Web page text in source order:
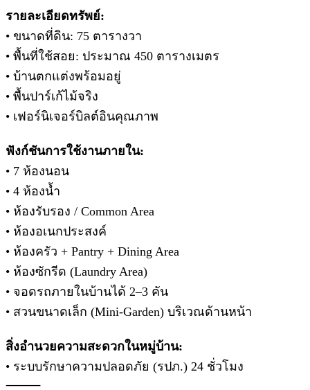
รายละเอียดทรัพย์:
• ขนาดที่ดิน: 75 ตารางวา
• พื้นที่ใช้สอย: ประมาณ 450 ตารางเมตร
• บ้านตกแต่งพร้อมอยู่
• พื้นปาร์เก้ไม้จริง
• เฟอร์นิเจอร์บิลต์อินคุณภาพ
ฟังก์ชันการใช้งานภายใน:
• 7 ห้องนอน
• 4 ห้องน้ำ
• ห้องรับรอง / Common Area
• ห้องอเนกประสงค์
• ห้องครัว + Pantry + Dining Area
• ห้องซักรีด (Laundry Area)
• จอดรถภายในบ้านได้ 2–3 คัน
• สวนขนาดเล็ก (Mini-Garden) บริเวณด้านหน้า
สิ่งอำนวยความสะดวกในหมู่บ้าน:
• ระบบรักษาความปลอดภัย (รปภ.) 24 ชั่วโมง
⸻